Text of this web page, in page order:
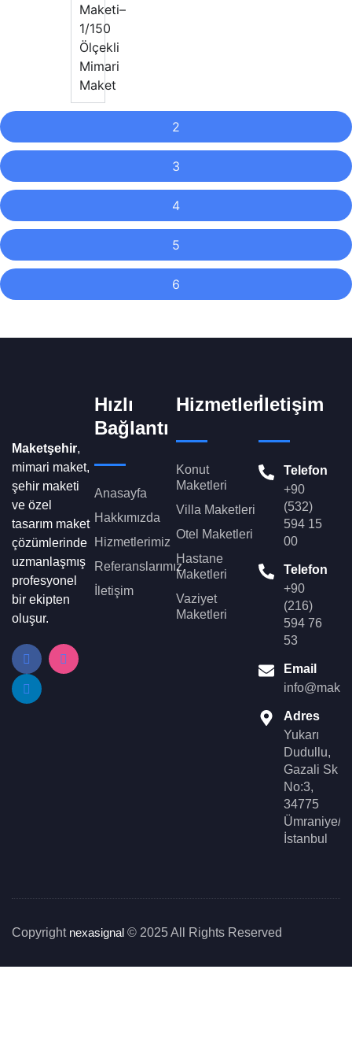
2
3
4
5
6
Maketi–
1/150
Ölçekli
Mimari
Maket
Maketşehir,
mimari maket,
şehir maketi
ve özel
tasarım maket
çözümlerinde
uzmanlaşmış
profesyonel
bir ekipten
oluşur.
Hızlı
Bağlantı
Anasayfa
Hakkımızda
Hizmetlerimiz
Referanslarımız
İletişim
Hizmetler
Konut
Maketleri
Villa Maketleri
Otel Maketleri
Hastane
Maketleri
Vaziyet
Maketleri
İletişim
Telefon
+90
(532)
594 15
00
Telefon
+90
(216)
594 76
53
Email
Adres
Yukarı
Dudullu,
Gazali Sk
No:3,
34775
Ümraniye/
İstanbul
Copyright nexasignal © 2025 All Rights Reserved